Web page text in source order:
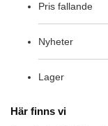
Pris fallande
Nyheter
Lager
Här finns vi